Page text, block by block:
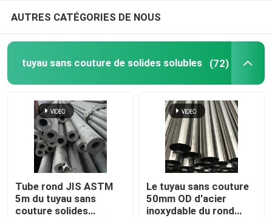
Barre plate d'acier inoxydable
Pièces en fer ductile recouvertes de ciment
Plat à carreaux d'acier inoxydable
Feuille ondulée d'acier inoxydable
Barre ronde de cuivre
AUTRES CATÉGORIES DE NOUS
tuyau sans couture de solides solubles (72)
Tube rond JIS ASTM
5m du tuyau sans
couture solides
Le tuyau sans couture
50mm OD d'acier
inoxydable du rond